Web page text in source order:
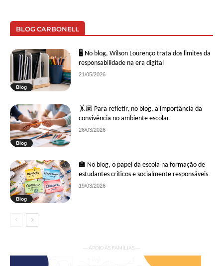
BLOG CARBONELL
Blog
🖥 No blog, Wilson Lourenço trata dos limites da
responsabilidade na era digital
21/05/2026
Blog
🤸🏽 Para refletir, no blog, a importância da
convivência no ambiente escolar
26/03/2026
Blog
🏫 No blog, o papel da escola na formação de
estudantes críticos e socialmente responsáveis
19/03/2026
— APOIO ÀS FAMÍLIAS —